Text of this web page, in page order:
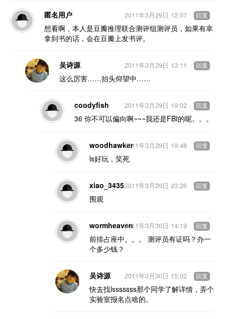
匿名用户
想看啊，本人是豆瓣推理联合测评组测评员，如果有幸
拿到书的话，会在豆瓣上发书评。
2011年3月29日 12:57 回复
吴诗源
这么厉害……抬头仰望中……
2011年3月29日 13:11 回复
coodyfish
36 你不可以偏向啊~~~我还是FBI的呢。。。
2011年3月29日 19:02 回复
woodhawker
ls好玩，笑死
2011年3月29日 19:48 回复
xiao_3435
围观
2011年3月29日 23:26 回复
wormheaven
前排占座中。。。 测评员有证吗？办一
个多少钱？
2011年3月30日 14:19 回复
吴诗源
快去找lsssssss那个同学了解详情，弄个
实验室报名点啥的。
2011年3月30日 15:02 回复